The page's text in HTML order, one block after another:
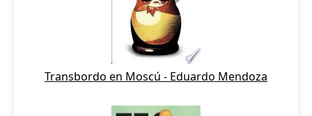
Transbordo en Moscú - Eduardo Mendoza